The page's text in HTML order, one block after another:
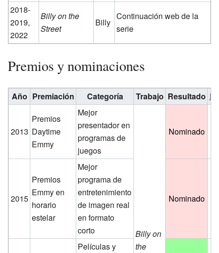
2018-
2019,
2022
Billy on the
Street
Billy
Continuación web de la
serie
Premios y nominaciones
Año Premiación Categoría Trabajo Resultado
2013
Premios
Daytime
Emmy
Mejor
presentador en
programas de
juegos
Billy on
the
Nominado
2015
Premios
Emmy en
horario
estelar
Mejor
programa de
entretenimiento
de imagen real
en formato
corto
Nominado
Películas y